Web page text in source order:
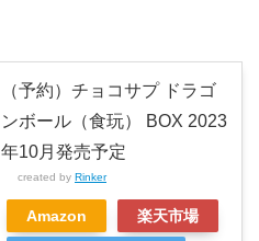
（予約）チョコサプ ドラゴ
ンボール（食玩） BOX 2023
年10月発売予定
created by Rinker
Amazon 楽天市場